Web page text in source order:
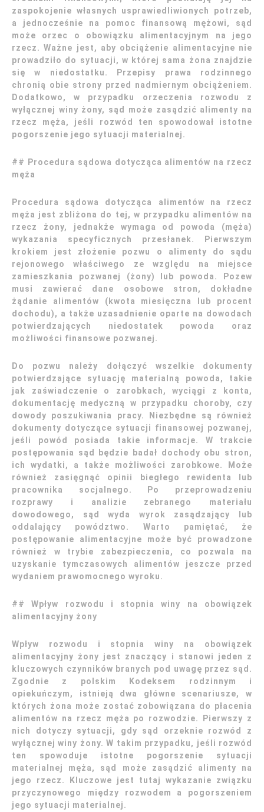
zaspokojenie własnych usprawiedliwionych potrzeb,
a jednocześnie na pomoc finansową mężowi, sąd
może orzec o obowiązku alimentacyjnym na jego
rzecz. Ważne jest, aby obciążenie alimentacyjne nie
prowadziło do sytuacji, w której sama żona znajdzie
się w niedostatku. Przepisy prawa rodzinnego
chronią obie strony przed nadmiernym obciążeniem.
Dodatkowo, w przypadku orzeczenia rozwodu z
wyłącznej winy żony, sąd może zasądzić alimenty na
rzecz męża, jeśli rozwód ten spowodował istotne
pogorszenie jego sytuacji materialnej.
## Procedura sądowa dotycząca alimentów na rzecz
męża
Procedura sądowa dotycząca alimentów na rzecz
męża jest zbliżona do tej, w przypadku alimentów na
rzecz żony, jednakże wymaga od powoda (męża)
wykazania specyficznych przesłanek. Pierwszym
krokiem jest złożenie pozwu o alimenty do sądu
rejonowego właściwego ze względu na miejsce
zamieszkania pozwanej (żony) lub powoda. Pozew
musi zawierać dane osobowe stron, dokładne
żądanie alimentów (kwota miesięczna lub procent
dochodu), a także uzasadnienie oparte na dowodach
potwierdzających niedostatek powoda oraz
możliwości finansowe pozwanej.
Do pozwu należy dołączyć wszelkie dokumenty
potwierdzające sytuację materialną powoda, takie
jak zaświadczenie o zarobkach, wyciągi z konta,
dokumentację medyczną w przypadku choroby, czy
dowody poszukiwania pracy. Niezbędne są również
dokumenty dotyczące sytuacji finansowej pozwanej,
jeśli powód posiada takie informacje. W trakcie
postępowania sąd będzie badał dochody obu stron,
ich wydatki, a także możliwości zarobkowe. Może
również zasięgnąć opinii biegłego rewidenta lub
pracownika socjalnego. Po przeprowadzeniu
rozprawy i analizie zebranego materiału
dowodowego, sąd wyda wyrok zasądzający lub
oddalający powództwo. Warto pamiętać, że
postępowanie alimentacyjne może być prowadzone
również w trybie zabezpieczenia, co pozwala na
uzyskanie tymczasowych alimentów jeszcze przed
wydaniem prawomocnego wyroku.
## Wpływ rozwodu i stopnia winy na obowiązek
alimentacyjny żony
Wpływ rozwodu i stopnia winy na obowiązek
alimentacyjny żony jest znaczący i stanowi jeden z
kluczowych czynników branych pod uwagę przez sąd.
Zgodnie z polskim Kodeksem rodzinnym i
opiekuńczym, istnieją dwa główne scenariusze, w
których żona może zostać zobowiązana do płacenia
alimentów na rzecz męża po rozwodzie. Pierwszy z
nich dotyczy sytuacji, gdy sąd orzeknie rozwód z
wyłącznej winy żony. W takim przypadku, jeśli rozwód
ten spowoduje istotne pogorszenie sytuacji
materialnej męża, sąd może zasądzić alimenty na
jego rzecz. Kluczowe jest tutaj wykazanie związku
przyczynowego między rozwodem a pogorszeniem
jego sytuacji materialnej.